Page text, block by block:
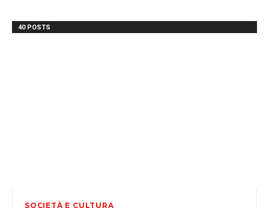
40 POSTS
SOCIETÀ E CULTURA